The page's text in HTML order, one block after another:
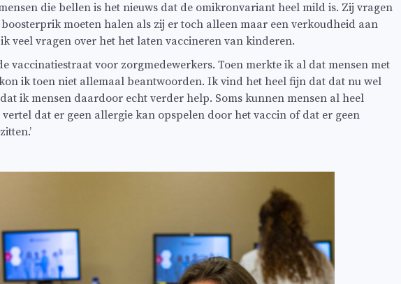
die bellen is het nieuws dat de omikronvariant heel mild is. Zij vragen
moeten halen als zij er toch alleen maar een verkoudheid aan
veel vragen over het het laten vaccineren van kinderen.
vaccinatiestraat voor zorgmedewerkers. Toen merkte ik al dat mensen met
ik toen niet allemaal beantwoorden. Ik vind het heel fijn dat dat nu wel
ik mensen daardoor echt verder help. Soms kunnen mensen al heel
dat er geen allergie kan opspelen door het vaccin of dat er geen